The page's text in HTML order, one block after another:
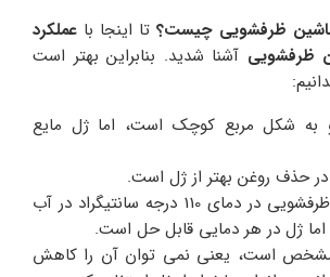
ظرفشویی چیست؟ تا اینجا با عملکرد
ظرفشویی آشنا شدید. بنابراین بهتر است
شکل مربع کوچک است، اما ژل مایع
حذف روغن بهتر از ژل است.
قرص ماشین ظرفشویی در دمای 110 درجه سانتیگراد در آب
ژل در هر دمایی قابل حل است.
مشخص است، یعنی نمی توان آن را کاهش